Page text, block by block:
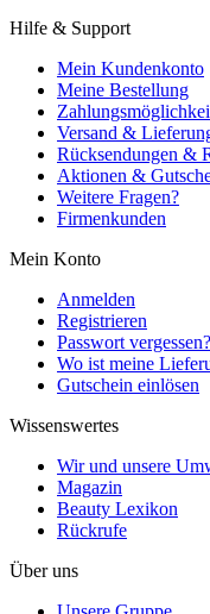
Hilfe & Support
Mein Kundenkonto
Meine Bestellung
Versand &
Rücksendungen &
Aktionen &
Weitere Fragen?
Firmenkunden
Mein Konto
Anmelden
Registrieren
Passwort vergessen?
Wo ist meine
Gutschein einlösen
Wissenswertes
Wir und unsere
Magazin
Beauty Lexikon
Rückrufe
Über uns